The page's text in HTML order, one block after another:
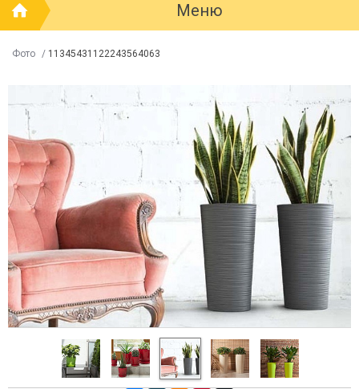
Меню
Фото / 11345431122243564063